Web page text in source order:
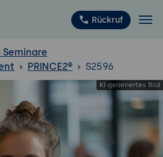
Rückruf
®
Seminare
PRINCE2® S2596